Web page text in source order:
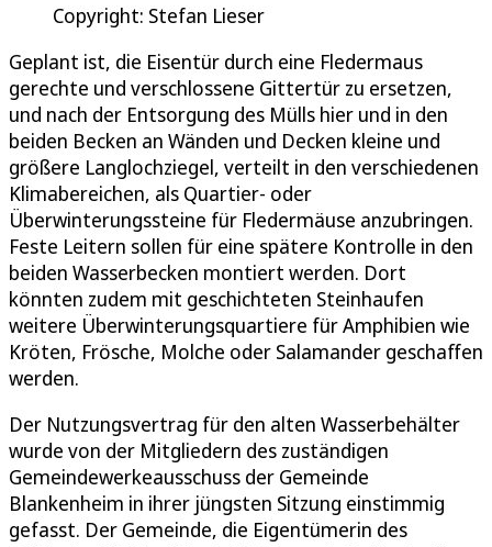
Copyright: Stefan Lieser
Geplant ist, die Eisentür durch eine Fledermaus
gerechte und verschlossene Gittertür zu ersetzen,
und nach der Entsorgung des Mülls hier und in den
beiden Becken an Wänden und Decken kleine und
größere Langlochziegel, verteilt in den verschiedenen
Klimabereichen, als Quartier- oder
Überwinterungssteine für Fledermäuse anzubringen.
Feste Leitern sollen für eine spätere Kontrolle in den
beiden Wasserbecken montiert werden. Dort
könnten zudem mit geschichteten Steinhaufen
weitere Überwinterungsquartiere für Amphibien wie
Kröten, Frösche, Molche oder Salamander geschaffen
werden.
Der Nutzungsvertrag für den alten Wasserbehälter
wurde von der Mitgliedern des zuständigen
Gemeindewerkeausschuss der Gemeinde
Blankenheim in ihrer jüngsten Sitzung einstimmig
gefasst. Der Gemeinde, die Eigentümerin des